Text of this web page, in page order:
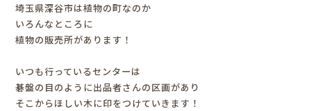
埼玉県深谷市は植物の町なのか
いろんなところに
植物の販売所があります！
いつも行っているセンターは
碁盤の目のように出品者さんの区画があり
そこからほしい木に印をつけていきます！